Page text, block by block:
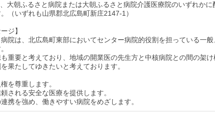
大朝ふるさと病院または大朝ふるさと病院介護医療院のいずれかに
（いずれも山県郡北広島町新庄2147-1）
ジ】
院は、北広島町東部においてセンター病院的役割を担っている一般
重要と考えており、地域の開業医の先生方と中核病院との間の架け
果たしてゆきたいと考えております。
を尊重します。
される安全な医療を提供します。
連携を強め、働きやすい病院をめざします。